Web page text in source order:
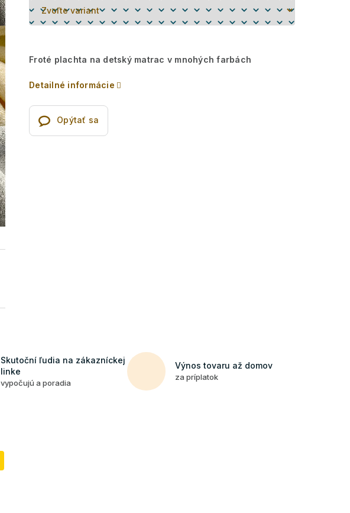
Froté plachta na detský matrac v mnohých farbách
Detailné informácie
Opýtať sa
Skutoční ľudia na zákazníckej
linke
vypočujú a poradia
Výnos tovaru až domov
za príplatok